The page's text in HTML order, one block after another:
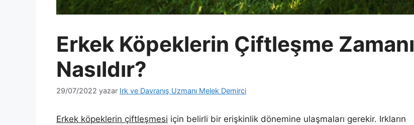
Erkek Köpeklerin Çiftleşme Zamanı
Nasıldır?
29/07/2022 yazar Irk ve Davranış Uzmanı Melek Demirci
Erkek köpeklerin çiftleşmesi için belirli bir erişkinlik dönemine ulaşmaları gerekir. Irkların